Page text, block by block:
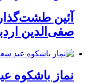
آئین
صفی‌الدین
نماز باشکوه